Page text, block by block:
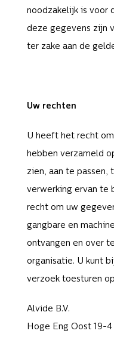
noodzakelijk is voor
deze gegevens zijn
ter zake aan de
Uw rechten
U heeft het recht
hebben verzameld
zien, aan te
verwerking ervan te
recht om uw
gangbare en
ontvangen en over
organisatie. U kunt
verzoek toesturen
Alvide B.V.
Hoge Eng Oost 19-4